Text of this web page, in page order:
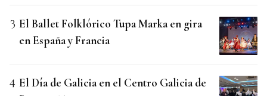
El Ballet Folklórico Tupa Marka en gira
en España y Francia
El Día de Galicia en el Centro Galicia de